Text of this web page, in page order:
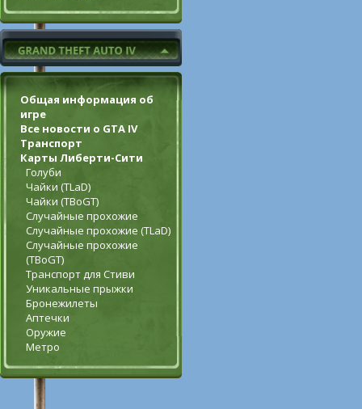
Общая информация об
игре
Все новости о GTA IV
Транспорт
Карты Либерти-Сити
Голуби
Чайки (TLaD)
Чайки (TBoGT)
Случайные прохожие
Случайные прохожие (TLaD)
Случайные прохожие
(TBoGT)
Транспорт для Стиви
Уникальные прыжки
Бронежилеты
Аптечки
Оружие
Метро